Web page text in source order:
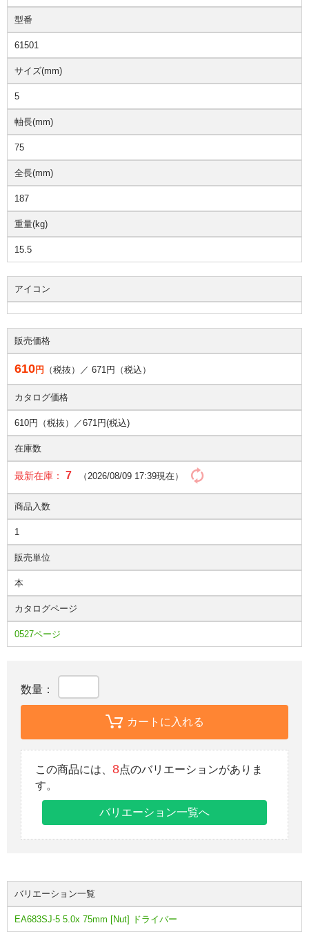
型番
61501
サイズ(mm)
5
軸長(mm)
75
全長(mm)
187
重量(kg)
15.5
アイコン
販売価格
610円 （税抜）／ 671円（税込）
カタログ価格
610円（税抜）／671円(税込)
在庫数
最新在庫： 7 （2026/08/09 17:39現在）
商品入数
1
販売単位
本
カタログページ
0527ページ
数量：
カートに入れる
この商品には、 8点のバリエーションがありま
す。
バリエーション一覧へ
バリエーション一覧
EA683SJ-5 5.0x 75mm [Nut] ドライバー